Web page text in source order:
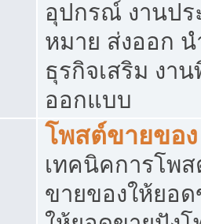
อุปกรณ์ งานป
หมาย ส่งออก น
ธุรกิจเสริม งา
ออกแบบ
โพสต์ขายของ
เทคนิคการโพ
ขายของให้ยอ